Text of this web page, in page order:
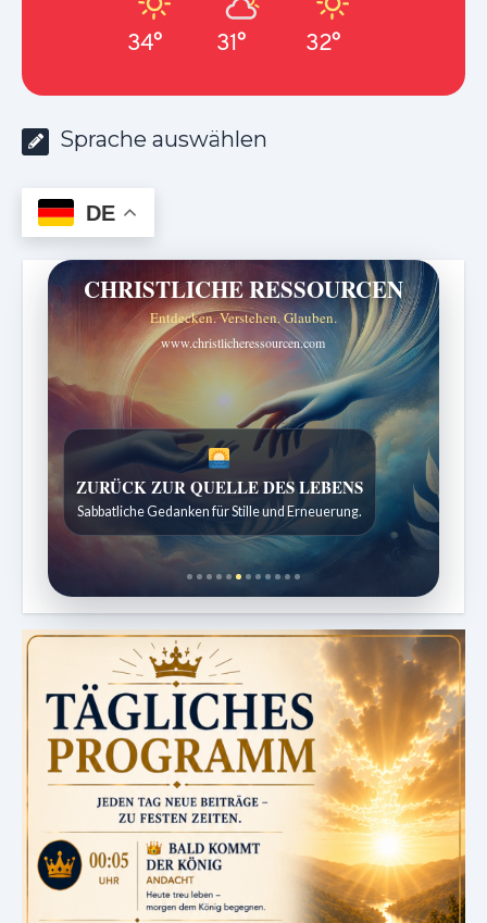
34° 31° 32°
Sprache auswählen
DE
CHRISTLICHE RESSOURCEN
Entdecken. Verstehen. Glauben.
www.christlicheressourcen.com
SPUREN DER SCHÖPFUNG
Entdeckungen aus der Natur.